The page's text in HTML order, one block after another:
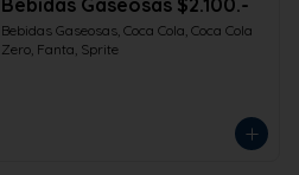
Bebidas Gaseosas $2.100.-
Bebidas Gaseosas, Coca Cola, Coca Cola
Zero, Fanta, Sprite